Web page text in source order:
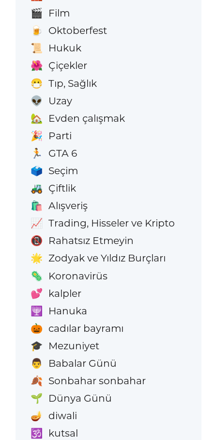
🎬 Film
🍺 Oktoberfest
📜 Hukuk
🌺 Çiçekler
😷 Tıp, Sağlık
👽 Uzay
🏡 Evden çalışmak
🎉 Parti
🏃 GTA 6
🗳️ Seçim
🚜 Çiftlik
🛍️ Alışveriş
📈 Trading, Hisseler ve Kripto
📵 Rahatsız Etmeyin
🌟 Zodyak ve Yıldız Burçları
🦠 Koronavirüs
💕 kalpler
🕎 Hanuka
🎃 cadılar bayramı
🎓 Mezuniyet
👨 Babalar Günü
🍂 Sonbahar sonbahar
🌱 Dünya Günü
🪔 diwali
🕉️ kutsal